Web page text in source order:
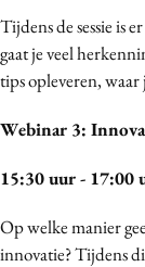
Tijdens de sessie is
gaat je veel
tips opleveren, waar
Webinar 3:
15:30 uur - 17:00
Op welke manier
innovatie? Tijdens